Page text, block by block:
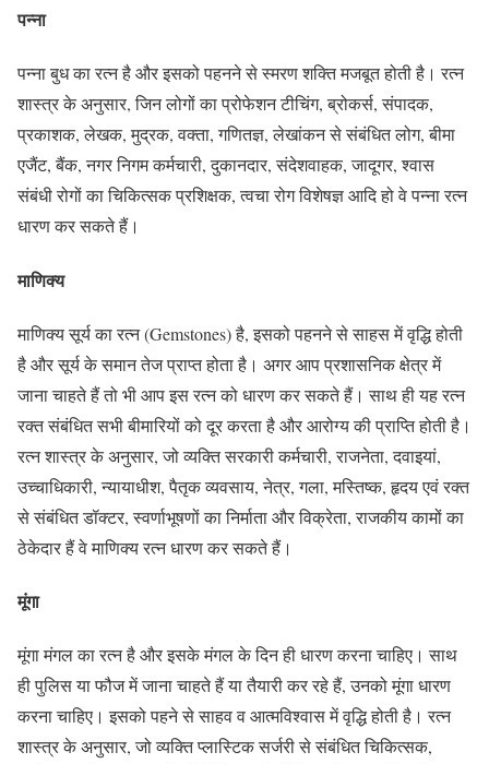
पन्ना
पन्ना बुध का रत्न है और इसको पहनने से स्मरण शक्ति मजबूत होती है। रत्न
शास्त्र के अनुसार, जिन लोगों का प्रोफेशन टीचिंग, ब्रोकर्स, संपादक,
प्रकाशक, लेखक, मुद्रक, वक्ता, गणितज्ञ, लेखांकन से संबंधित लोग, बीमा
एजैंट, बैंक, नगर निगम कर्मचारी, दुकानदार, संदेशवाहक, जादूगर, श्वास
संबंधी रोगों का चिकित्सक प्रशिक्षक, त्वचा रोग विशेषज्ञ आदि हो वे पन्ना रत्न
धारण कर सकते हैं।
माणिक्य
माणिक्य सूर्य का रत्न (Gemstones) है, इसको पहनने से साहस में वृद्धि होती
है और सूर्य के समान तेज प्राप्त होता है। अगर आप प्रशासनिक क्षेत्र में
जाना चाहते हैं तो भी आप इस रत्न को धारण कर सकते हैं। साथ ही यह रत्न
रक्त संबंधित सभी बीमारियों को दूर करता है और आरोग्य की प्राप्ति होती है।
रत्न शास्त्र के अनुसार, जो व्यक्ति सरकारी कर्मचारी, राजनेता, दवाइयां,
उच्चाधिकारी, न्यायाधीश, पैतृक व्यवसाय, नेत्र, गला, मस्तिष्क, हृदय एवं रक्त
से संबंधित डॉक्टर, स्वर्णाभूषणों का निर्माता और विक्रेता, राजकीय कामों का
ठेकेदार हैं वे माणिक्य रत्न धारण कर सकते हैं।
मूंगा
मूंगा मंगल का रत्न है और इसके मंगल के दिन ही धारण करना चाहिए। साथ
ही पुलिस या फौज में जाना चाहते हैं या तैयारी कर रहे हैं, उनको मूंगा धारण
करना चाहिए। इसको पहने से साहव व आत्मविश्वास में वृद्धि होती है। रत्न
शास्त्र के अनुसार, जो व्यक्ति प्लास्टिक सर्जरी से संबंधित चिकित्सक,